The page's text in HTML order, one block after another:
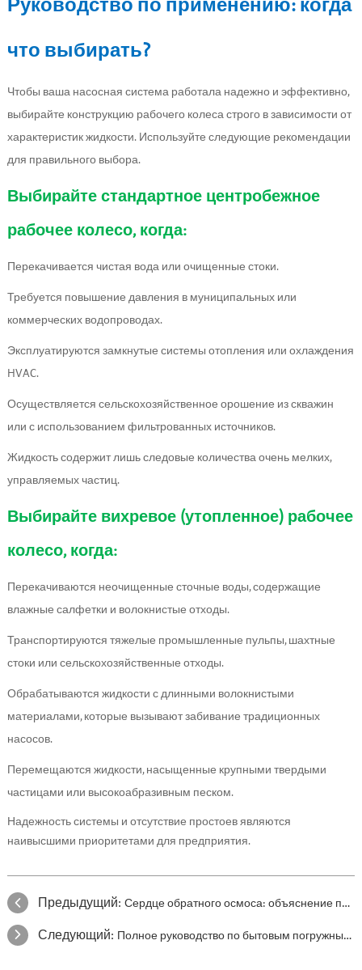
Руководство по применению: когда
что выбирать?
Чтобы ваша насосная система работала надежно и эффективно,
выбирайте конструкцию рабочего колеса строго в зависимости от
характеристик жидкости. Используйте следующие рекомендации
для правильного выбора.
Выбирайте стандартное центробежное
рабочее колесо, когда:
Перекачивается чистая вода или очищенные стоки.
Требуется повышение давления в муниципальных или
коммерческих водопроводах.
Эксплуатируются замкнутые системы отопления или охлаждения
HVAC.
Осуществляется сельскохозяйственное орошение из скважин
или с использованием фильтрованных источников.
Жидкость содержит лишь следовые количества очень мелких,
управляемых частиц.
Выбирайте вихревое (утопленное) рабочее
колесо, когда:
Перекачиваются неочищенные сточные воды, содержащие
влажные салфетки и волокнистые отходы.
Транспортируются тяжелые промышленные пульпы, шахтные
стоки или сельскохозяйственные отходы.
Обрабатываются жидкости с длинными волокнистыми
материалами, которые вызывают забивание традиционных
насосов.
Перемещаются жидкости, насыщенные крупными твердыми
частицами или высокоабразивным песком.
Надежность системы и отсутствие простоев являются
наивысшими приоритетами для предприятия.
Предыдущий: Сердце обратного осмоса: объяснение принципа работы вертикальных многоступенчатых насосов.
Следующий: Полное руководство по бытовым погружным насосам